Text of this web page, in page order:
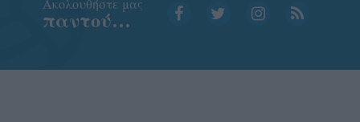
Aκολουθήστε μας
παντού…